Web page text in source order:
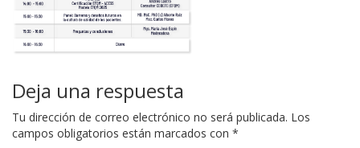
Deja una respuesta
Tu dirección de correo electrónico no será publicada. Los
campos obligatorios están marcados con *